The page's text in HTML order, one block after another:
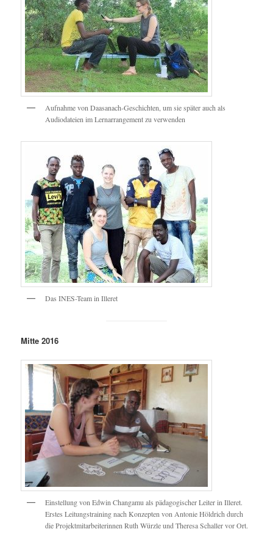
Aufnahme von Daasanach-Geschichten, um sie später auch als
Audiodateien im Lernarrangement zu verwenden
Das INES-Team in Illeret
Mitte 2016
Einstellung von Edwin Changamu als pädagogischer Leiter in Illeret.
Erstes Leitungstraining nach Konzepten von Antonie Höldrich durch
die Projektmitarbeiterinnen Ruth Würzle und Theresa Schaller vor Ort.